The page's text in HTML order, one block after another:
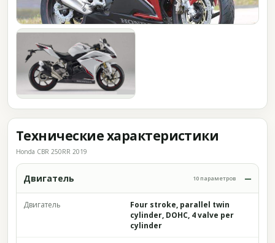
Технические характеристики
Honda CBR 250RR 2019
Двигатель 10 параметров
Двигатель
Four stroke, parallel twin
cylinder, DOHC, 4 valve per
cylinder